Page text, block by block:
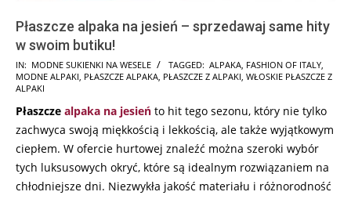
Płaszcze alpaka na jesień – sprzedawaj same hity
w swoim butiku!
2024-
07-
IN: MODNE SUKIENKI NA WESELE TAGGED: ALPAKA FASHION OF ITALY
MODNE ALPAKI PŁASZCZE ALPAKA PŁASZCZE Z ALPAKI WŁOSKIE PŁASZCZE Z
ALPAKI
Płaszcze alpaka na jesień to hit tego sezonu, który nie tylko
zachwyca swoją miękkością i lekkością, ale także wyjątkowym
ciepłem. W ofercie hurtowej znaleźć można szeroki wybór
tych luksusowych okryć, które są idealnym rozwiązaniem na
chłodniejsze dni. Niezwykła jakość materiału i różnorodność